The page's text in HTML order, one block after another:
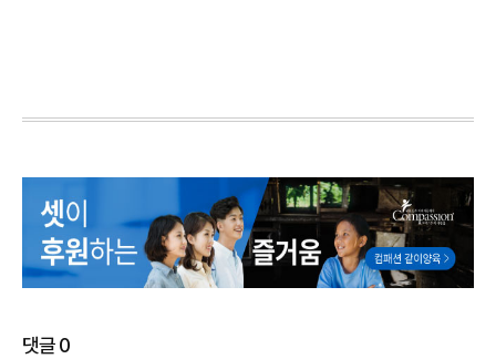
댓글0